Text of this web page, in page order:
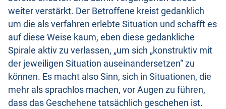
weiter verstärkt. Der Betroffene kreist gedanklich
um die als verfahren erlebte Situation und schafft es
auf diese Weise kaum, eben diese gedankliche
Spirale aktiv zu verlassen, „um sich „konstruktiv mit
der jeweiligen Situation auseinandersetzen“ zu
können. Es macht also Sinn, sich in Situationen, die
mehr als sprachlos machen, vor Augen zu führen,
dass das Geschehene tatsächlich geschehen ist.